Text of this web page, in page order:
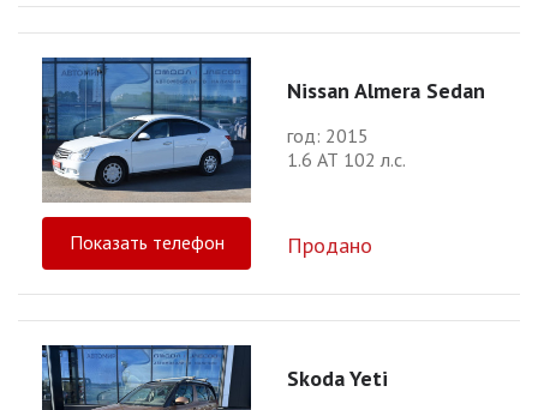
Nissan Almera Sedan
год: 2015
1.6 АТ 102 л.с.
Показать телефон Продано
Skoda Yeti